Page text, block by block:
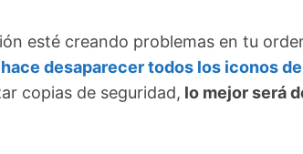
esté creando problemas en tu
hace desaparecer todos los iconos
copias de seguridad, lo mejor será